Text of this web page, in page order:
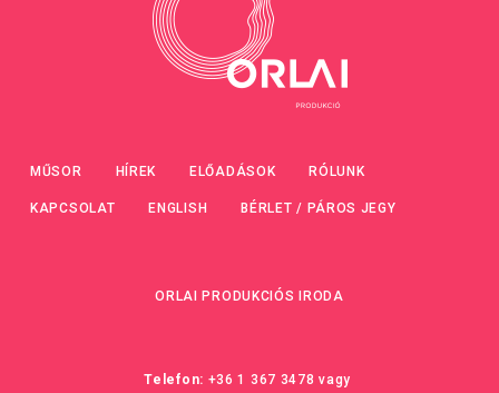
MŰSOR HÍREK ELŐADÁSOK RÓLUNK
KAPCSOLAT ENGLISH BÉRLET / PÁROS JEGY
ORLAI PRODUKCIÓS IRODA
Telefon: +36 1 367 3478 vagy